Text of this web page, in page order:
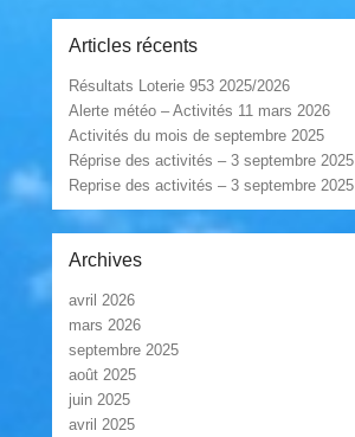
Articles récents
Résultats Loterie 953 2025/2026
Alerte météo – Activités 11 mars 2026
Activités du mois de septembre 2025
Réprise des activités – 3 septembre 2025
Reprise des activités – 3 septembre 2025
Archives
avril 2026
mars 2026
septembre 2025
août 2025
juin 2025
avril 2025